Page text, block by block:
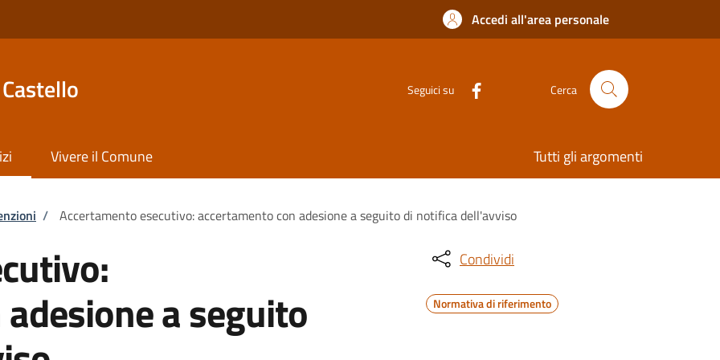
Accedi all'area personale
Seguici su Cerca
Vivere il Comune Tutti gli argomenti
/ Accertamento esecutivo: accertamento con adesione a seguito di notifica dell'avviso
a seguito
Condividi
Normativa di riferimento